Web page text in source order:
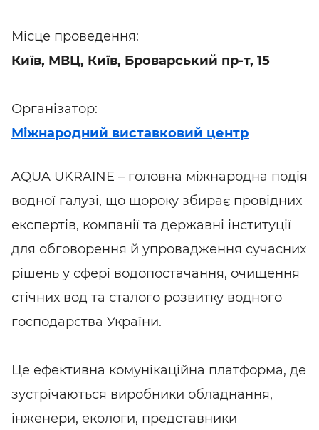
Місце проведення:
Київ, МВЦ, Київ, Броварський пр-т, 15
Організатор:
Міжнародний виставковий центр
AQUA UKRAINE – головна міжнародна подія
водної галузі, що щороку збирає провідних
експертів, компанії та державні інституції
для обговорення й упровадження сучасних
рішень у сфері водопостачання, очищення
стічних вод та сталого розвитку водного
господарства України.
Це ефективна комунікаційна платформа, де
зустрічаються виробники обладнання,
інженери, екологи, представники